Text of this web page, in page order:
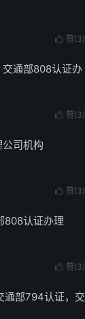
 赞(3)
通部808认证办
 赞(3)
司机构
 赞(3)
808认证办理
 赞(3)
通部794认证，交